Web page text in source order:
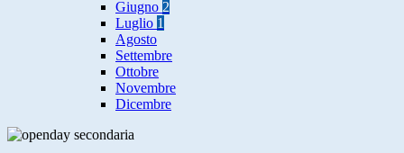
Giugno 2
Luglio 1
Agosto
Settembre
Ottobre
Novembre
Dicembre